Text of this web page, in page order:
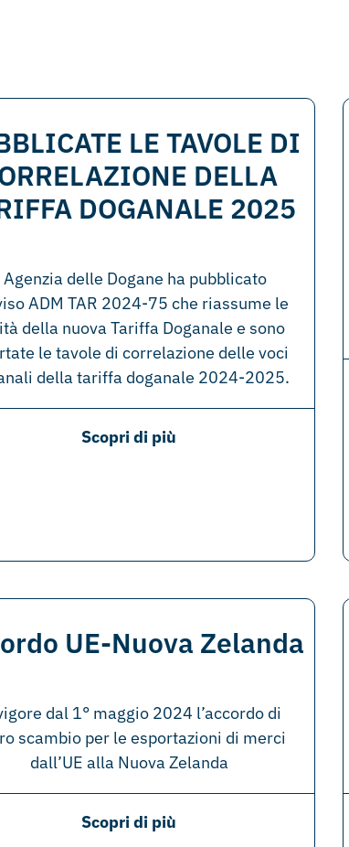
LE TAVOLE DI
DELLA
DOGANALE 2025
Agenzia delle Dogane ha pubblicato
ADM TAR 2024-75 che riassume le
della nuova Tariffa Doganale e sono
le tavole di correlazione delle voci
della tariffa doganale 2024-2025.
Scopri di più
UE-Nuova Zelanda
dal 1° maggio 2024 l’accordo di
scambio per le esportazioni di merci
dall’UE alla Nuova Zelanda
Scopri di più